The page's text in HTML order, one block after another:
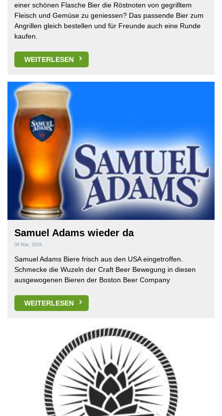
einer schönen Flasche Bier die Röstnoten von gegrilltem
Fleisch und Gemüse zu geniessen? Das passende Bier zum
Angrillen gleich bestellen und für Freunde auch eine Runde
kaufen.
WEITERLESEN
Samuel Adams wieder da
08 Mar, 2019
Samuel Adams Biere frisch aus den USA eingetroffen.
Schmecke die Wuzeln der Craft Beer Bewegung in diesen
ausgewogenen Bieren der Boston Beer Company
WEITERLESEN